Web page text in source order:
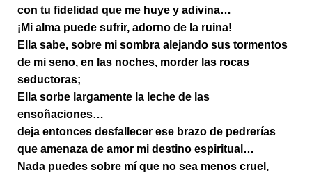
con tu fidelidad que me huye y adivina…
¡Mi alma puede sufrir, adorno de la ruina!
Ella sabe, sobre mi sombra alejando sus tormentos
de mi seno, en las noches, morder las rocas
seductoras;
Ella sorbe largamente la leche de las
ensoñaciones…
deja entonces desfallecer ese brazo de pedrerías
que amenaza de amor mi destino espiritual…
Nada puedes sobre mí que no sea menos cruel,